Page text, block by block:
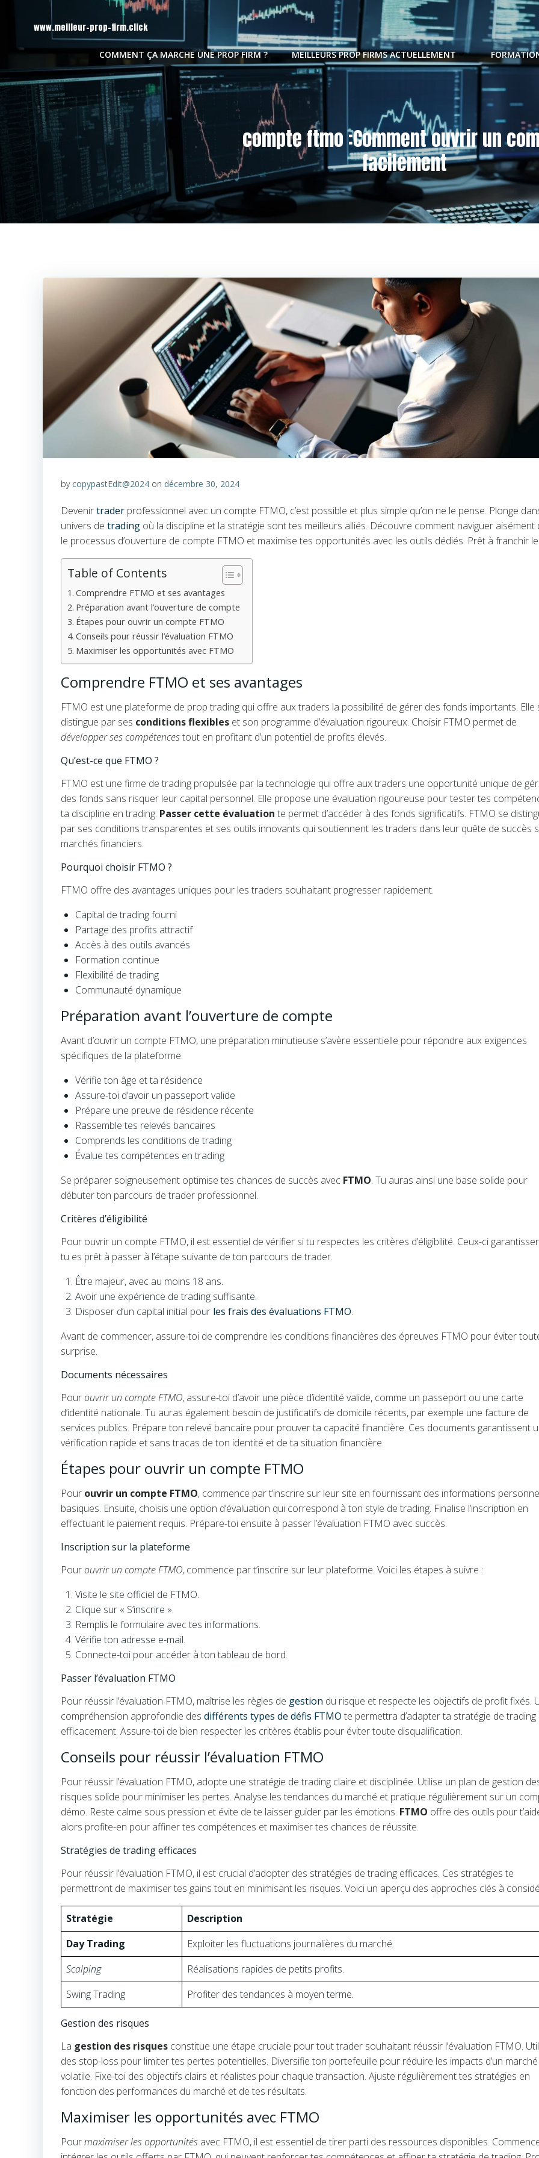
contenu
www.meilleur-prop-firm.click
COMMENT ÇA MARCHE UNE PROP FIRM ? MEILLEURS PROP FIRMS ACTUELLEMENT
compte ftmo :Comment ouvrir un
facilement
bycopypastEdit@2024 on décembre 30, 2024
Devenirtrader professionnel avec un compte FTMO, c’est possible et plus simple qu’on ne le pense. Plonge
univers de trading où la discipline et la stratégie sont tes meilleurs alliés. Découvre comment naviguer aisément
le processus d’ouverture de compte FTMO et maximise tes opportunités avec les outils dédiés. Prêt à franchir
Table of Contents
Comprendre FTMO et ses avantages
Préparation avant l’ouverture de compte
Étapes pour ouvrir un compte FTMO
Conseils pour réussir l’évaluation FTMO
Maximiser les opportunités avec FTMO
Comprendre FTMO et ses avantages
FTMO est une plateforme de prop trading qui offre aux traders la possibilité de gérer des fonds importants. Elle
distingue par ses conditions flexibles et son programme d’évaluation rigoureux. Choisir FTMO permet de
développer ses compétencestout en profitant d’un potentiel de profits élevés.
Qu’est-ce que FTMO ?
FTMO est une firme de trading propulsée par la technologie qui offre aux traders une opportunité unique de
des fonds sans risquer leur capital personnel. Elle propose une évaluation rigoureuse pour tester tes
ta discipline en trading. Passer cette évaluation te permet d’accéder à des fonds significatifs. FTMO se
par ses conditions transparentes et ses outils innovants qui soutiennent les traders dans leur quête de succès
marchés financiers.
Pourquoi choisir FTMO ?
FTMO offre des avantages uniques pour les traders souhaitant progresser rapidement.
Capital de trading fourni
Partage des profits attractif
Accès à des outils avancés
Formation continue
Flexibilité de trading
Communauté dynamique
Préparation avant l’ouverture de compte
Avant d’ouvrir un compte FTMO, une préparation minutieuse s’avère essentielle pour répondre aux exigences
spécifiques de la plateforme.
Vérifie ton âge et ta résidence
Assure-toi d’avoir un passeport valide
Prépare une preuve de résidence récente
Rassemble tes relevés bancaires
Comprends les conditions de trading
Évalue tes compétences en trading
Se préparer soigneusement optimise tes chances de succès avec FTMO. Tu auras ainsi une base solide pour
débuter ton parcours de trader professionnel.
Critères d’éligibilité
Pour ouvrir un compte FTMO, il est essentiel de vérifier si tu respectes les critères d’éligibilité. Ceux-ci
tu es prêt à passer à l’étape suivante de ton parcours de trader.
Être majeur, avec au moins 18 ans.
Avoir une expérience de trading suffisante.
Disposer d’un capital initial pour les frais des évaluations FTMO.
Avant de commencer, assure-toi de comprendre les conditions financières des épreuves FTMO pour éviter
surprise.
Documents nécessaires
Pourouvrir un compte FTMO, assure-toi d’avoir une pièce d’identité valide, comme un passeport ou une carte
d’identité nationale. Tu auras également besoin de justificatifs de domicile récents, par exemple une facture de
services publics. Prépare ton relevé bancaire pour prouver ta capacité financière. Ces documents garantissent
vérification rapide et sans tracas de ton identité et de ta situation financière.
Étapes pour ouvrir un compte FTMO
Pour ouvrir un compte FTMO, commence par t’inscrire sur leur site en fournissant des informations
basiques. Ensuite, choisis une option d’évaluation qui correspond à ton style de trading. Finalise l’inscription en
effectuant le paiement requis. Prépare-toi ensuite à passer l’évaluation FTMO avec succès.
Inscription sur la plateforme
Pourouvrir un compte FTMO, commence par t’inscrire sur leur plateforme. Voici les étapes à suivre :
Visite le site officiel de FTMO.
Clique sur « S’inscrire ».
Remplis le formulaire avec tes informations.
Vérifie ton adresse e-mail.
Connecte-toi pour accéder à ton tableau de bord.
Passer l’évaluation FTMO
Pour réussir l’évaluation FTMO, maîtrise les règles de gestion du risque et respecte les objectifs de profit fixés.
compréhension approfondie des différents types de défis FTMO te permettra d’adapter ta stratégie de trading
efficacement. Assure-toi de bien respecter les critères établis pour éviter toute disqualification.
Conseils pour réussir l’évaluation FTMO
Pour réussir l’évaluation FTMO, adopte une stratégie de trading claire et disciplinée. Utilise un plan de gestion
risques solide pour minimiser les pertes. Analyse les tendances du marché et pratique régulièrement sur un
démo. Reste calme sous pression et évite de te laisser guider par les émotions. FTMO offre des outils pour
alors profite-en pour affiner tes compétences et maximiser tes chances de réussite.
Stratégies de trading efficaces
Pour réussir l’évaluation FTMO, il est crucial d’adopter des stratégies de trading efficaces. Ces stratégies te
permettront de maximiser tes gains tout en minimisant les risques. Voici un aperçu des approches clés à
Stratégie
Description
Day Trading
Exploiter les fluctuations journalières du marché.
Scalping
Réalisations rapides de petits profits.
Swing Trading
Profiter des tendances à moyen terme.
Gestion des risques
La gestion des risques constitue une étape cruciale pour tout trader souhaitant réussir l’évaluation FTMO.
des stop-loss pour limiter tes pertes potentielles. Diversifie ton portefeuille pour réduire les impacts d’un marché
volatile. Fixe-toi des objectifs clairs et réalistes pour chaque transaction. Ajuste régulièrement tes stratégies en
fonction des performances du marché et de tes résultats.
Maximiser les opportunités avec FTMO
Pourmaximiser les opportunités avec FTMO, il est essentiel de tirer parti des ressources disponibles.